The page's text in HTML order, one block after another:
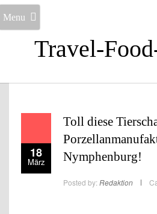
Travel-
Menu
18
März
Toll diese
Nymphenburg!
Posted by: Redaktion